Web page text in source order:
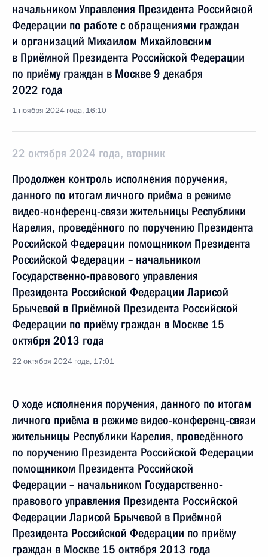
начальником Управления Президента Российской
Федерации по работе с обращениями граждан
и организаций Михаилом Михайловским
в Приёмной Президента Российской Федерации
по приёму граждан в Москве 9 декабря
2022 года
1 ноября 2024 года, 16:10
22 октября 2024 года, вторник
Продолжен контроль исполнения поручения,
данного по итогам личного приёма в режиме
видео-конференц-связи жительницы Республики
Карелия, проведённого по поручению Президента
Российской Федерации помощником Президента
Российской Федерации – начальником
Государственно-правового управления
Президента Российской Федерации Ларисой
Брычевой в Приёмной Президента Российской
Федерации по приёму граждан в Москве 15
октября 2013 года
22 октября 2024 года, 17:01
О ходе исполнения поручения, данного по итогам
личного приёма в режиме видео-конференц-связи
жительницы Республики Карелия, проведённого
по поручению Президента Российской Федерации
помощником Президента Российской
Федерации – начальником Государственно-
правового управления Президента Российской
Федерации Ларисой Брычевой в Приёмной
Президента Российской Федерации по приёму
граждан в Москве 15 октября 2013 года